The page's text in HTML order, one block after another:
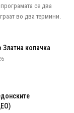
се два
во два термини.
Златна копачка